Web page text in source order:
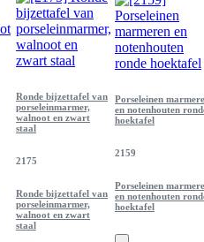
Ronde bijzettafel van
porseleinmarmer,
walnoot en zwart
staal
2175
Ronde bijzettafel van
porseleinmarmer,
walnoot en zwart
staal
Porseleinen
en notenhouten
hoektafel
2159
Porseleinen
en notenhouten
hoektafel